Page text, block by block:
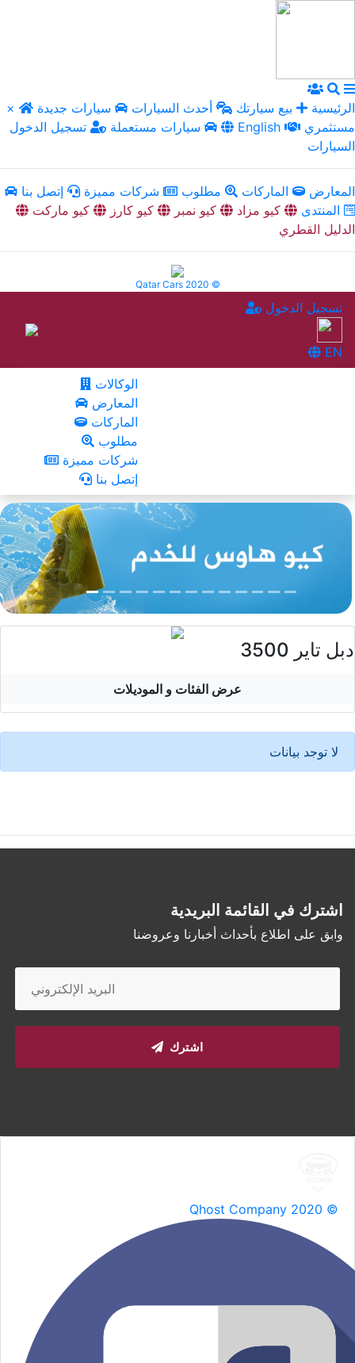
× الرئيسية بيع سيارتك أحدث السيارات
سيارات جديدة
سيارات مستعملة
تسجيل الدخول English
السيارات
المعارض الماركات مطلوب شركات مميزة
إتصل بنا
المنتدى
كيو مزاد كيو نمبر كيو كارز
كيو ماركت
الدليل القطري
Qatar Cars 2020 ©
تسجيل الدخول
EN
الوكالات
المعارض
الماركات
مطلوب
شركات مميزة
إتصل بنا
دبل تاير 3500
عرض الفئات و الموديلات
لا توجد بيانات
اشترك في القائمة البريدية
وابق على اطلاع بأحداث أخبارنا وعروضنا
اشترك
Qhost Company 2020 ©